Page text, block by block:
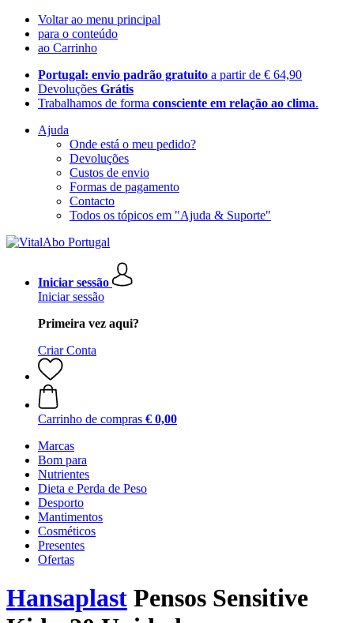
Voltar ao menu principal
para o conteúdo
ao Carrinho
Portugal: envio padrão gratuito a partir de € 64,90
Devoluções Grátis
Trabalhamos de forma consciente em relação ao clima.
Ajuda
Onde está o meu pedido?
Devoluções
Custos de envio
Formas de pagamento
Contacto
Todos os tópicos em "Ajuda & Suporte"
Iniciar sessão
Iniciar sessão
Primeira vez aqui?
Criar Conta
Carrinho de compras € 0,00
Marcas
Bom para
Nutrientes
Dieta e Perda de Peso
Desporto
Mantimentos
Cosméticos
Presentes
Ofertas
Hansaplast Pensos Sensitive